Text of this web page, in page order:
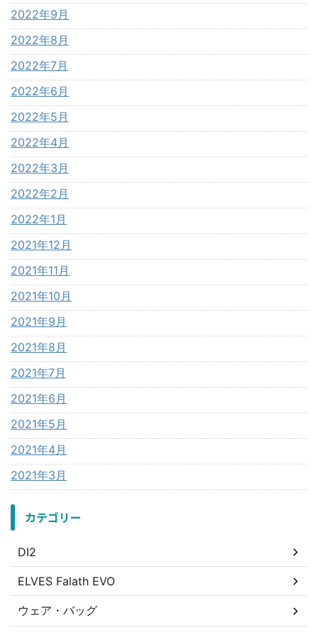
2022年9月
2022年8月
2022年7月
2022年6月
2022年5月
2022年4月
2022年3月
2022年2月
2022年1月
2021年12月
2021年11月
2021年10月
2021年9月
2021年8月
2021年7月
2021年6月
2021年5月
2021年4月
2021年3月
カテゴリー
DI2
ELVES Falath EVO
ウェア・バッグ